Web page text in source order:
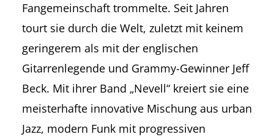
Fangemeinschaft trommelte. Seit Jahren
tourt sie durch die Welt, zuletzt mit keinem
geringerem als mit der englischen
Gitarrenlegende und Grammy-Gewinner Jeff
Beck. Mit ihrer Band „Nevell“ kreiert sie eine
meisterhafte innovative Mischung aus urban
Jazz, modern Funk mit progressiven